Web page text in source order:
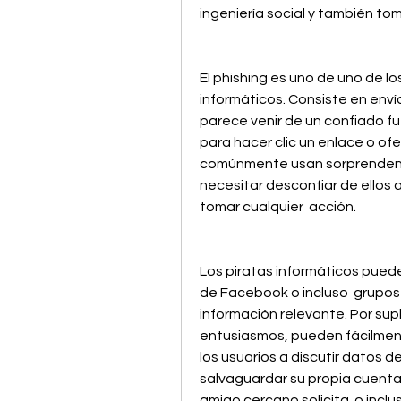
ingeniería social y también
El phishing es uno de uno de
informáticos. Consiste en
parece venir de un confiado
para hacer clic un enlace o
comúnmente usan
necesitar desconfiar de ellos
tomar cualquier  acción.
Los piratas informáticos
de Facebook o incluso
información relevante. Por
entusiasmos, pueden
los usuarios a discutir datos
salvaguardar su propia